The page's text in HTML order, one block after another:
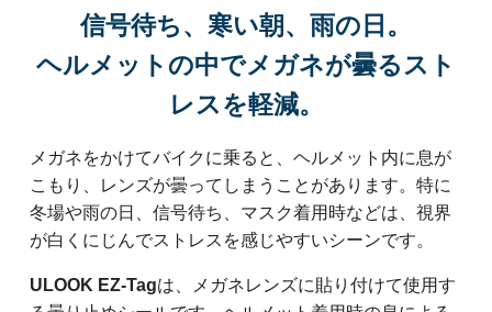
信号待ち、寒い朝、雨の日。
ヘルメットの中でメガネが曇るスト
レスを軽減。
メガネをかけてバイクに乗ると、ヘルメット内に息が
こもり、レンズが曇ってしまうことがあります。特に
冬場や雨の日、信号待ち、マスク着用時などは、視界
が白くにじんでストレスを感じやすいシーンです。
ULOOK EZ-Tagは、メガネレンズに貼り付けて使用す